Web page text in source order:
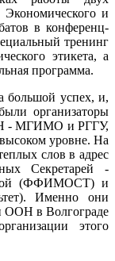
и
в конференц-
тренинг
этикета, а
программа.
большой успех, и,
организаторы
- МГИМО и РГГУ,
уровне. На
слов в адрес
Секретарей -
(ФФИМОСТ) и
Именно они
ООН в Волгограде
этого